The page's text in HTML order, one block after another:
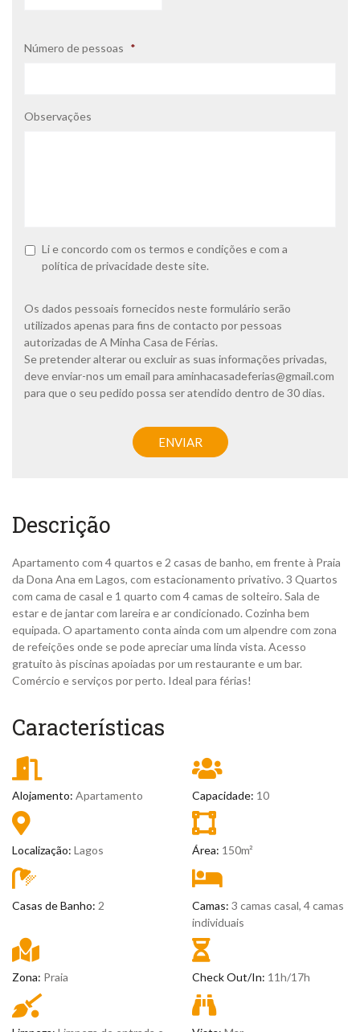
Número de pessoas *
Observações
P
t
c
a
d
e
p
d
e
Li e concordo com os termos e condições e com a
política de privacidadedeste site.
Os dados pessoais fornecidos neste formulário serão
utilizados apenas para fins de contacto por pessoas
autorizadas de A Minha Casa de Férias.
Se pretender alterar ou excluir as suas informações privadas,
deve enviar-nos um email para aminhacasadeferias@gmail.com
para que o seu pedido possa ser atendido dentro de 30 dias.
ENVIAR
Descrição
Apartamento com 4 quartos e 2 casas de banho, em frente à Praia
da Dona Ana em Lagos, com estacionamento privativo. 3 Quartos
com cama de casal e 1 quarto com 4 camas de solteiro. Sala de
estar e de jantar com lareira e ar condicionado. Cozinha bem
equipada. O apartamento conta ainda com um alpendre com zona
de refeições onde se pode apreciar uma linda vista. Acesso
gratuito às piscinas apoiadas por um restaurante e um bar.
Comércio e serviços por perto. Ideal para férias!
Características
Alojamento: Apartamento Capacidade: 10
Localização: Lagos Área: 150m²
Casas de Banho: 2 Camas: 3 camas casal, 4 camas
individuais
Zona: Praia Check Out/In: 11h/17h